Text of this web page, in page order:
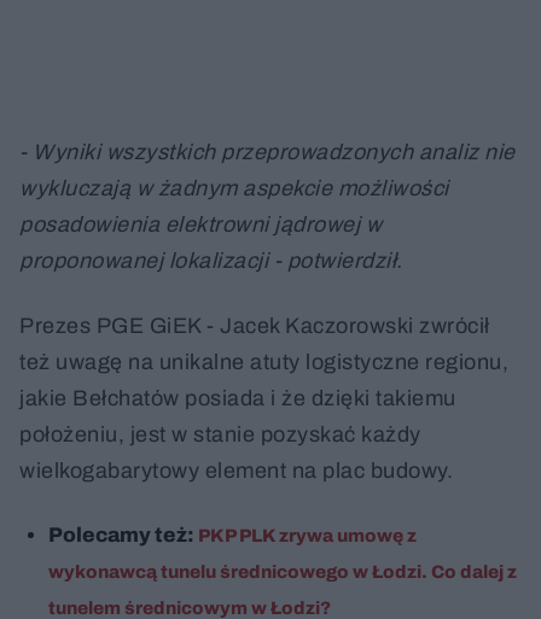
- Wyniki wszystkich przeprowadzonych analiz nie
wykluczają w żadnym aspekcie możliwości
posadowienia elektrowni jądrowej w
proponowanej lokalizacji - potwierdził.
Prezes PGE GiEK - Jacek Kaczorowski zwrócił
też uwagę na unikalne atuty logistyczne regionu,
jakie Bełchatów posiada i że dzięki takiemu
położeniu, jest w stanie pozyskać każdy
wielkogabarytowy element na plac budowy.
Polecamy też: PKP PLK zrywa umowę z
wykonawcą tunelu średnicowego w Łodzi. Co dalej z
tunelem średnicowym w Łodzi?